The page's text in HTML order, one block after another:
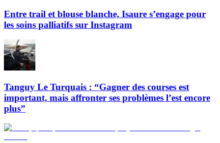
Entre trail et blouse blanche, Isaure s’engage pour
les soins palliatifs sur Instagram
Tanguy Le Turquais : “Gagner des courses est
important, mais affronter ses problèmes l’est encore
plus”